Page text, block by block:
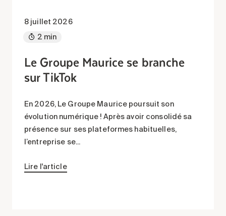
8 juillet 2026
2 min
Le Groupe Maurice se branche
sur TikTok
En 2026, Le Groupe Maurice poursuit son
évolution numérique ! Après avoir consolidé sa
présence sur ses plateformes habituelles,
l’entreprise se...
Lire l'article